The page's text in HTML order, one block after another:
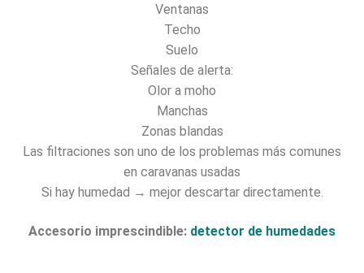
Ventanas
Techo
Suelo
Señales de alerta:
Olor a moho
Manchas
Zonas blandas
Las filtraciones son uno de los problemas más comunes
en caravanas usadas
Si hay humedad → mejor descartar directamente.
Accesorio imprescindible: detector de humedades